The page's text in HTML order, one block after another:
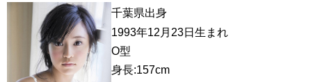
千葉県出身
1993年12月23日生まれ
O型
身長:157cm